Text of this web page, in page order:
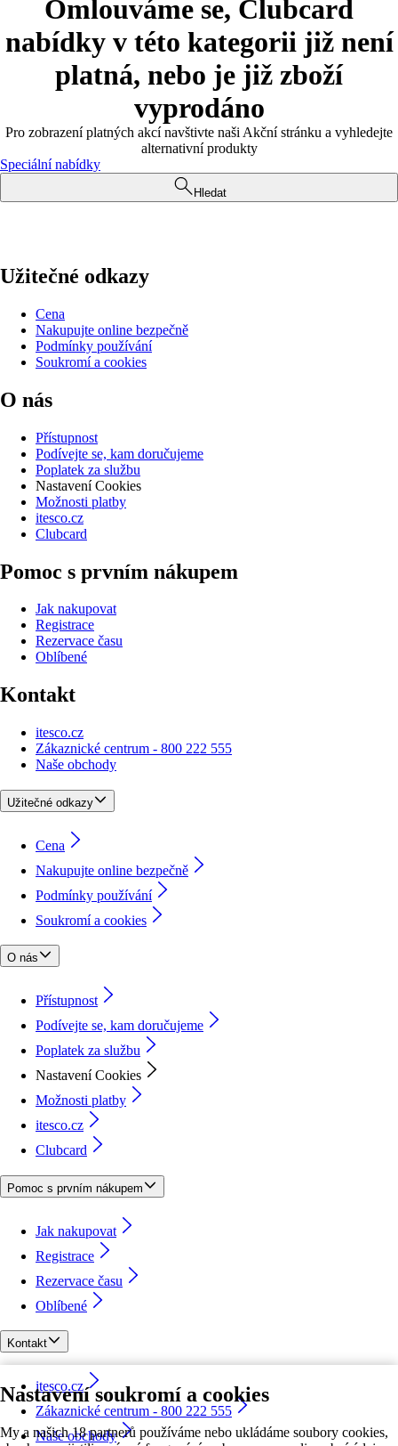
Nastavení soukromí a cookies
My a našich 18 partnerů používáme nebo ukládáme soubory cookies,
Omlouváme se, Clubcard
nabídky v této kategorii již není
platná, nebo je již zboží
vyprodáno
Pro zobrazení platných akcí navštivte naši Akční stránku a vyhledejte
alternativní produkty
Speciální nabídky
Hledat
Užitečné odkazy
Cena
Nakupujte online bezpečně
Podmínky používání
Soukromí a cookies
O nás
Přístupnost
Podívejte se, kam doručujeme
Poplatek za službu
Nastavení Cookies
Možnosti platby
itesco.cz
Clubcard
Pomoc s prvním nákupem
Jak nakupovat
Registrace
Rezervace času
Oblíbené
Kontakt
itesco.cz
Zákaznické centrum - 800 222 555
Naše obchody
Užitečné odkazy
Cena
Nakupujte online bezpečně
Podmínky používání
Soukromí a cookies
O nás
Přístupnost
Podívejte se, kam doručujeme
Poplatek za službu
Nastavení Cookies
Možnosti platby
itesco.cz
Clubcard
Pomoc s prvním nákupem
Jak nakupovat
Registrace
Rezervace času
Oblíbené
Kontakt
itesco.cz
Zákaznické centrum - 800 222 555
Naše obchody